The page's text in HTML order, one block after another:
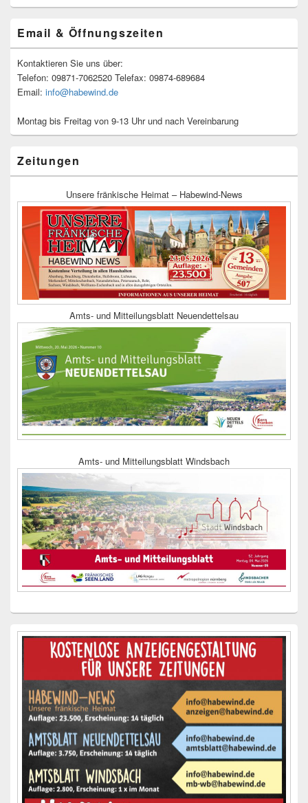
Email & Öffnungszeiten
Kontaktieren Sie uns über:
Telefon: 09871-7062520 Telefax: 09874-689684
Email: info@habewind.de
Montag bis Freitag von 9-13 Uhr und nach Vereinbarung
Zeitungen
Unsere fränkische Heimat – Habewind-News
Amts- und Mitteilungsblatt Neuendettelsau
Amts- und Mitteilungsblatt Windsbach